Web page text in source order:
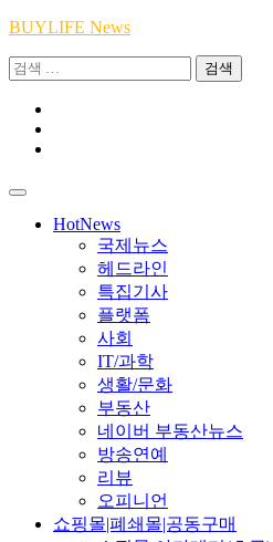
Skip
content
BUYLIFE News
검
HotNews
국제뉴스
헤드라인
특집기사
플랫폼
사회
IT/과학
생활/문화
부동산
네이버 부동산뉴스
방송연예
리뷰
오피니언
쇼핑몰|폐쇄몰|공동구매